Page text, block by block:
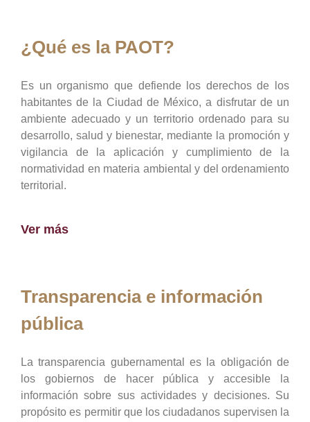
¿Qué es la PAOT?
Es un organismo que defiende los derechos de los
habitantes de la Ciudad de México, a disfrutar de un
ambiente adecuado y un territorio ordenado para su
desarrollo, salud y bienestar, mediante la promoción y
vigilancia de la aplicación y cumplimiento de la
normatividad en materia ambiental y del ordenamiento
territorial.
Ver más
Transparencia e información
pública
La transparencia gubernamental es la obligación de
los gobiernos de hacer pública y accesible la
información sobre sus actividades y decisiones. Su
propósito es permitir que los ciudadanos supervisen la